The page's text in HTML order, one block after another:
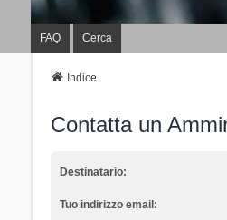
FAQ Cerca
Indice
Contatta un
Destinatario:
Tuo indirizzo email: